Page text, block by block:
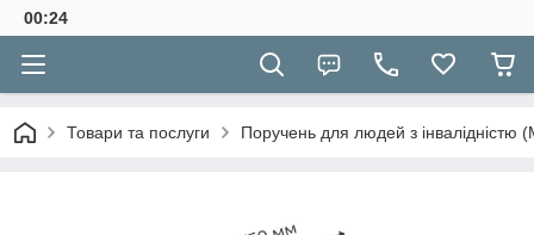
00:24
Товари та послуги Поручень для людей з інвалідністю